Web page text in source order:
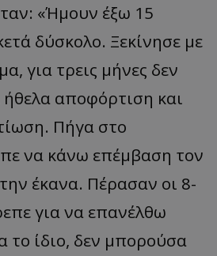
«Ήμουν έξω 15
δύσκολο. Ξεκίνησε με
για τρεις μήνες δεν
ήθελα αποφόρτιση και
Πήγα στο
να κάνω επέμβαση τον
έκανα. Πέρασαν οι 8-
για να επανέλθω
το ίδιο, δεν μπορούσα